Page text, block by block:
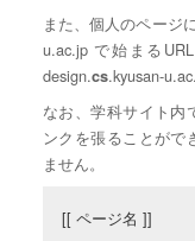
また、個人のページ
u.ac.jp で始まる
design.cs.kyusan-
なお、学科サイト内
ンクを張ることがで
ません。
[[ ページ名 ]]